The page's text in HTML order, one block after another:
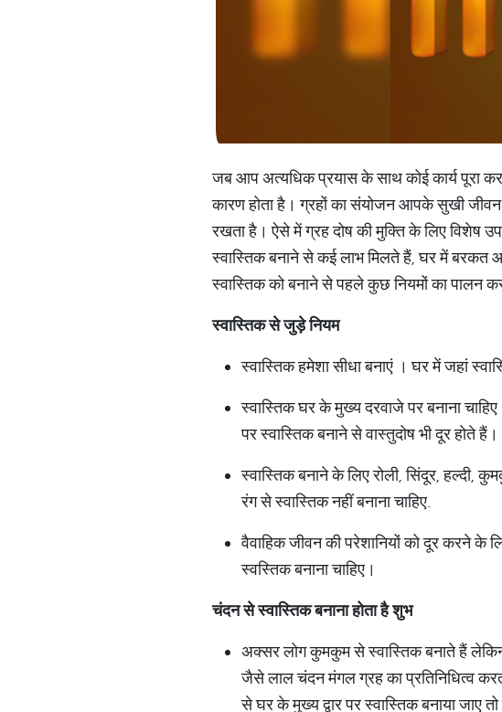
जब आप अत्यधिक प्रयास के साथ कोई कार्य पूरा
कारण होता है। ग्रहों का संयोजन आपके सुखी
रखता है। ऐसे में ग्रह दोष की मुक्ति के लिए विशेष
स्वास्तिक बनाने से कई लाभ मिलते हैं, घर में बरकत
स्वास्तिक को बनाने से पहले कुछ नियमों का पालन
स्वास्तिकसेजुड़ेनियम
स्वास्तिक हमेशा सीधा बनाएं । घर में जहां
स्वास्तिक घर के मुख्य दरवाजे पर बनाना
पर स्वास्तिक बनाने से वास्तुदोष भी दूर होते हैं।
स्वास्तिक बनाने के लिए रोली, सिंदूर,
रंग से स्वास्तिक नहीं बनाना चाहिए.
वैवाहिक जीवन की परेशानियों को दूर करने के
स्वस्तिक बनाना चाहिए।
चंदनसेस्वास्तिकबनानाहोताहैशुभ
अक्सर लोग कुमकुम से स्वास्तिक बनाते हैं लेकिन
जैसे लाल चंदन मंगल ग्रह का प्रतिनिधित्व
से घर के मुख्य द्वार पर स्वास्तिक बनाया जाए